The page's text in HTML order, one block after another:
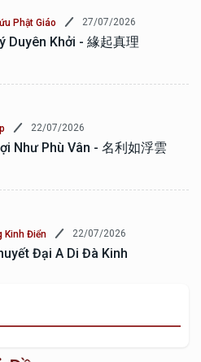
Phật Giáo 27/07/2026
Duyên Khởi - 緣起真理
22/07/2026
Như Phù Vân - 名利如浮雲
Kinh Điển 22/07/2026
Đại A Di Đà Kinh